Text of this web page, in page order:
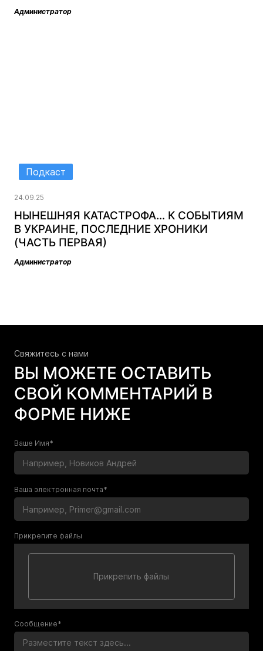
Администратор
Подкаст
24.09.25
НЫНЕШНЯЯ КАТАСТРОФА… К СОБЫТИЯМ
В УКРАИНЕ, ПОСЛЕДНИЕ ХРОНИКИ
(ЧАСТЬ ПЕРВАЯ)
Администратор
Свяжитесь c нами
ВЫ МОЖЕТЕ ОСТАВИТЬ
СВОЙ КОММЕНТАРИЙ В
ФОРМЕ НИЖЕ
Ваше Имя*
Ваша электронная почта*
Прикрепите файлы
Сообщение*